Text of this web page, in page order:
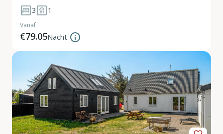
3
1
Vanaf
€79.05Nacht